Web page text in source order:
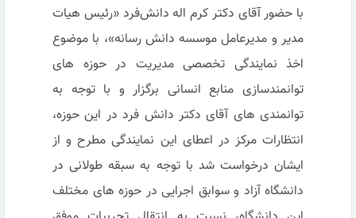
با حضور آقای دکتر‌ کرم اله‌ دانش‌فرد «رئیس هیات
مدیر و مدیرعامل موسسه دانش رسانه»، با موضوع
اخذ نمایندگی تخصصی مدیریت در حوزه های
توانمندسازی منابع انسانی برگزار و با توجه به
توانمندی های آقای دکتر دانش فرد در این حوزه،
انتظارات مرکز در اعطای این نمایندگی مطرح و از
ایشان درخواست شد با توجه به سبقه طولانی در
دانشگاه آزاد و سوابق اجرایی در حوزه­ های مختلف